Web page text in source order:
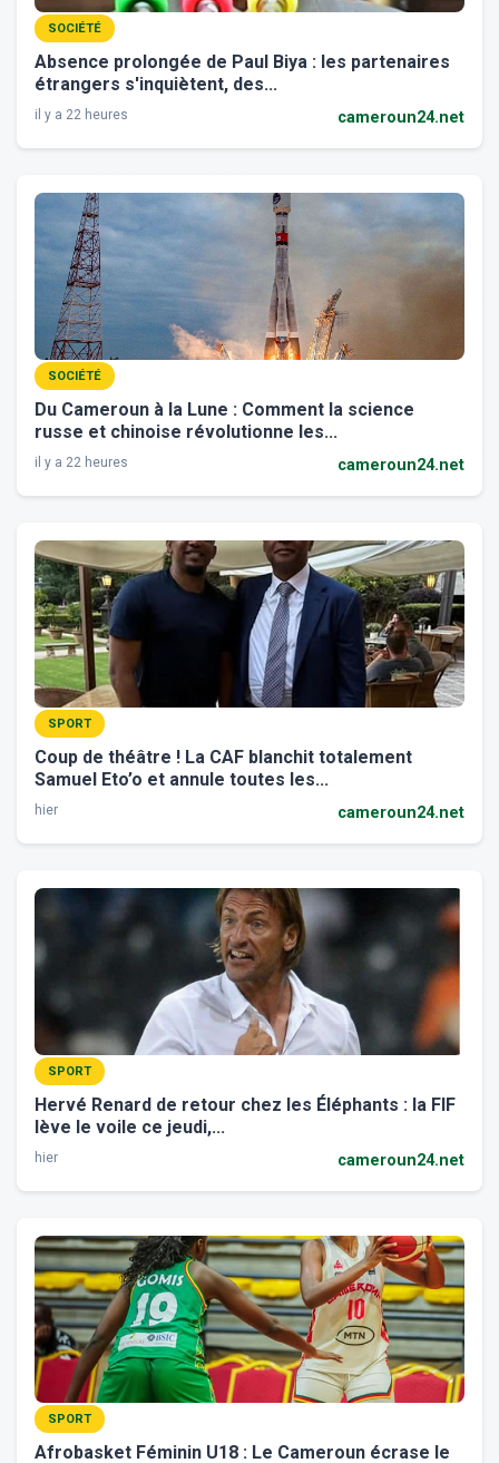
SOCIÉTÉ
Absence prolongée de Paul Biya : les partenaires
étrangers s'inquiètent, des...
il y a 22 heures cameroun24.net
SOCIÉTÉ
Du Cameroun à la Lune : Comment la science
russe et chinoise révolutionne les...
il y a 22 heures cameroun24.net
SPORT
Coup de théâtre ! La CAF blanchit totalement
Samuel Eto’o et annule toutes les...
hier cameroun24.net
SPORT
Hervé Renard de retour chez les Éléphants : la FIF
lève le voile ce jeudi,...
hier cameroun24.net
SPORT
Afrobasket Féminin U18 : Le Cameroun écrase le